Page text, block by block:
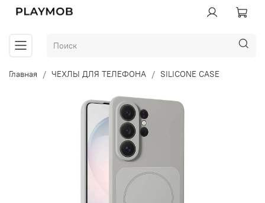
Главная ЧЕХЛЫ ДЛЯ ТЕЛЕФОНА SILICONE CASE